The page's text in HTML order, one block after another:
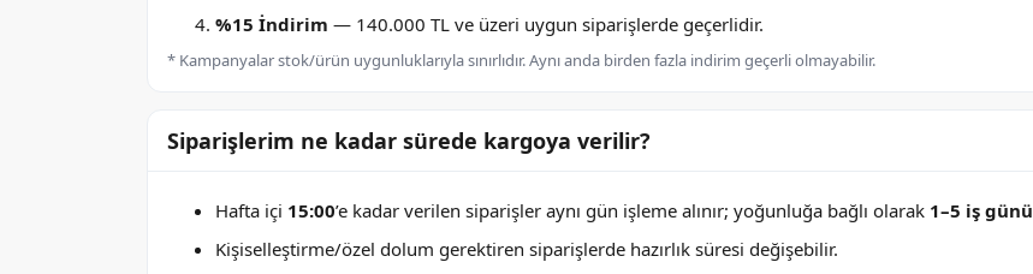
%15 İndirim — 140.000 TL ve üzeri uygun siparişlerde geçerlidir.
* Kampanyalar stok/ürün uygunluklarıyla sınırlıdır. Aynı anda birden fazla indirim geçerli olmayabilir.
Siparişlerim ne kadar sürede kargoya verilir?
Hafta içi 15:00’e kadar verilen siparişler aynı gün işleme alınır; yoğunluğa bağlı olarak 1–5 iş günü
Kişiselleştirme/özel dolum gerektiren siparişlerde hazırlık süresi değişebilir.